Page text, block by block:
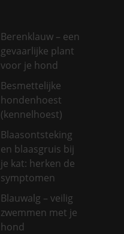
Berenklauw – een
gevaarlijke plant
voor je hond
Besmettelijke
hondenhoest
(kennelhoest)
Blaasontsteking
en blaasgruis bij
je kat: herken de
symptomen
Blauwalg – veilig
zwemmen met je
hond